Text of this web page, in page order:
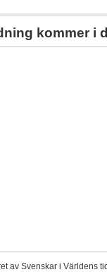
kommer i
av Svenskar i Världens